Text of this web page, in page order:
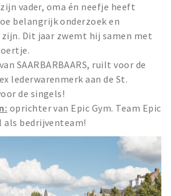
vader, oma én neefje heeft
belangrijk onderzoek en
Dit jaar zwemt hij samen met
van SAARBARBAARS, ruilt voor de
lederwarenmerk aan de St.
de singels!
oprichter van Epic Gym. Team Epic
als bedrijventeam!